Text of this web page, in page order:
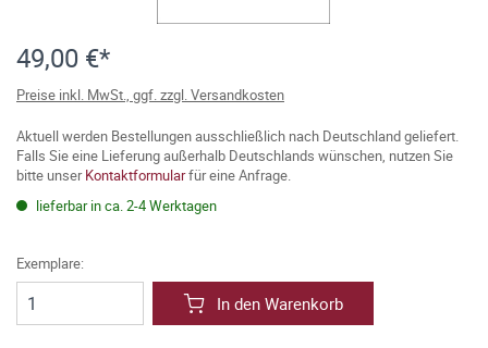
49,00 €*
Preise inkl. MwSt., ggf. zzgl. Versandkosten
Aktuell werden Bestellungen ausschließlich nach Deutschland geliefert.
Falls Sie eine Lieferung außerhalb Deutschlands wünschen, nutzen Sie
bitte unserKontaktformularfür eine Anfrage.
lieferbar in ca. 2-4 Werktagen
Exemplare:
In den Warenkorb